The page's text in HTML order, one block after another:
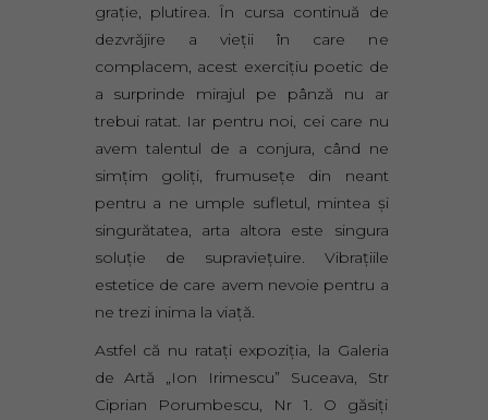
graţie, plutirea. În cursa continuă de
dezvrăjire a vieţii în care ne
complacem, acest exerciţiu poetic de
a surprinde mirajul pe pânză nu ar
trebui ratat. Iar pentru noi, cei care nu
avem talentul de a conjura, când ne
simţim goliţi, frumuseţe din neant
pentru a ne umple sufletul, mintea şi
singurătatea, arta altora este singura
soluţie de supravieţuire. Vibraţiile
estetice de care avem nevoie pentru a
ne trezi inima la viaţă.
Astfel că nu rataţi expoziţia, la Galeria
de Artă „Ion Irimescu” Suceava, Str
Ciprian Porumbescu, Nr 1. O găsiţi